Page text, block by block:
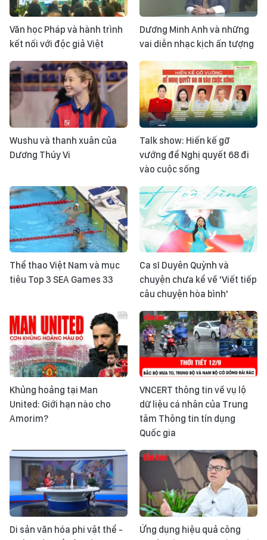
Văn học Pháp và hành trình
kết nối với độc giả Việt
Dương Minh Anh và những
vai diễn nhạc kịch ấn tượng
Wushu và thanh xuân của
Dương Thúy Vi
Talk show: Hiến kế gỡ
vướng để Nghị quyết 68 đi
vào cuộc sống
Thể thao Việt Nam và mục
tiêu Top 3 SEA Games 33
Ca sĩ Duyên Quỳnh và
chuyện chưa kể về 'Viết tiếp
câu chuyện hòa bình'
Khủng hoảng tại Man
United: Giới hạn nào cho
Amorim?
VNCERT thông tin về vụ lộ
dữ liệu cá nhân của Trung
tâm Thông tin tín dụng
Quốc gia
Di sản văn hóa phi vật thể -
Ứng dụng hiệu quả công